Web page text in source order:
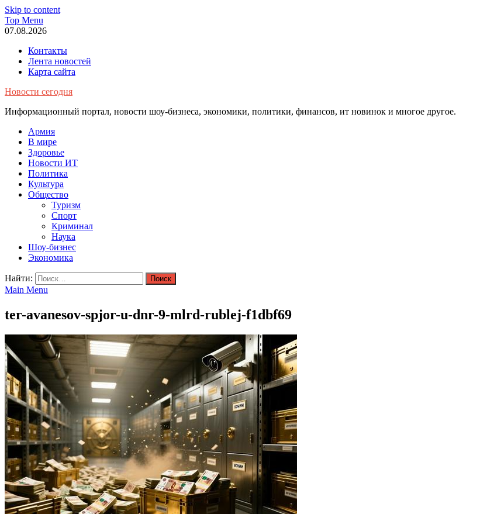
Skip to content
Top Menu
07.08.2026
Контакты
Лента новостей
Карта сайта
Новости сегодня
Информационный портал, новости шоу-бизнеса, экономики, политики, финансов, ит новинок и многое другое.
Армия
В мире
Здоровье
Новости ИТ
Политика
Культура
Общество
Туризм
Спорт
Криминал
Наука
Шоу-бизнес
Экономика
Найти:
Main Menu
ter-avanesov-spjor-u-dnr-9-mlrd-rublej-f1dbf69